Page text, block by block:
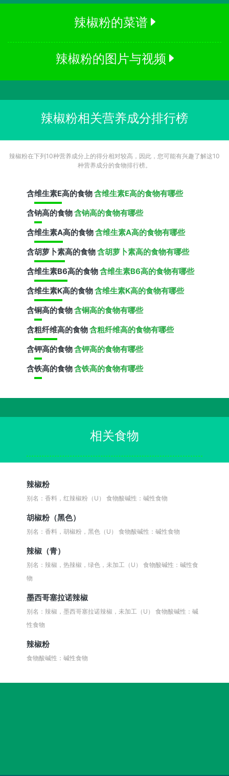
辣椒粉的菜谱
辣椒粉的图片与视频
辣椒粉相关营养成分排行榜
辣椒粉在下列10种营养成分上的得分相对较高，因此，您可能有兴趣了解这10
种营养成分的食物排行榜。
含维生素E高的食物含维生素E高的食物有哪些
含钠高的食物含钠高的食物有哪些
含维生素A高的食物含维生素A高的食物有哪些
含胡萝卜素高的食物含胡萝卜素高的食物有哪些
含维生素B6高的食物含维生素B6高的食物有哪些
含维生素K高的食物含维生素K高的食物有哪些
含铜高的食物含铜高的食物有哪些
含粗纤维高的食物含粗纤维高的食物有哪些
含钾高的食物含钾高的食物有哪些
含铁高的食物含铁高的食物有哪些
相关食物
辣椒粉
别名：香料，红辣椒粉（U）食物酸碱性：碱性食物
胡椒粉（黑色）
别名：香料，胡椒粉，黑色（U）食物酸碱性：碱性食物
辣椒（青）
别名：辣椒，热辣椒，绿色，未加工（U）食物酸碱性：碱性食
物
墨西哥塞拉诺辣椒
别名：辣椒，墨西哥塞拉诺辣椒，未加工（U）食物酸碱性：碱
性食物
辣椒粉
食物酸碱性：碱性食物